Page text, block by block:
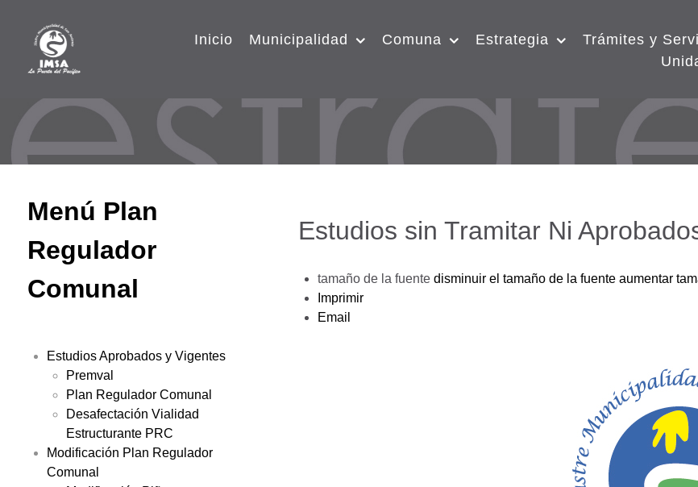
Inicio Municipalidad Comuna Estrategia
Trámites y
Menú Plan
Regulador
Comunal
Estudios Aprobados y Vigentes
Premval
Plan Regulador Comunal
Desafectación Vialidad
Estructurante PRC
Modificación Plan Regulador
Comunal
Estudios sin Tramitar Ni
tamaño de la fuente disminuir el tamaño de la fuente aumentar
Imprimir
Email